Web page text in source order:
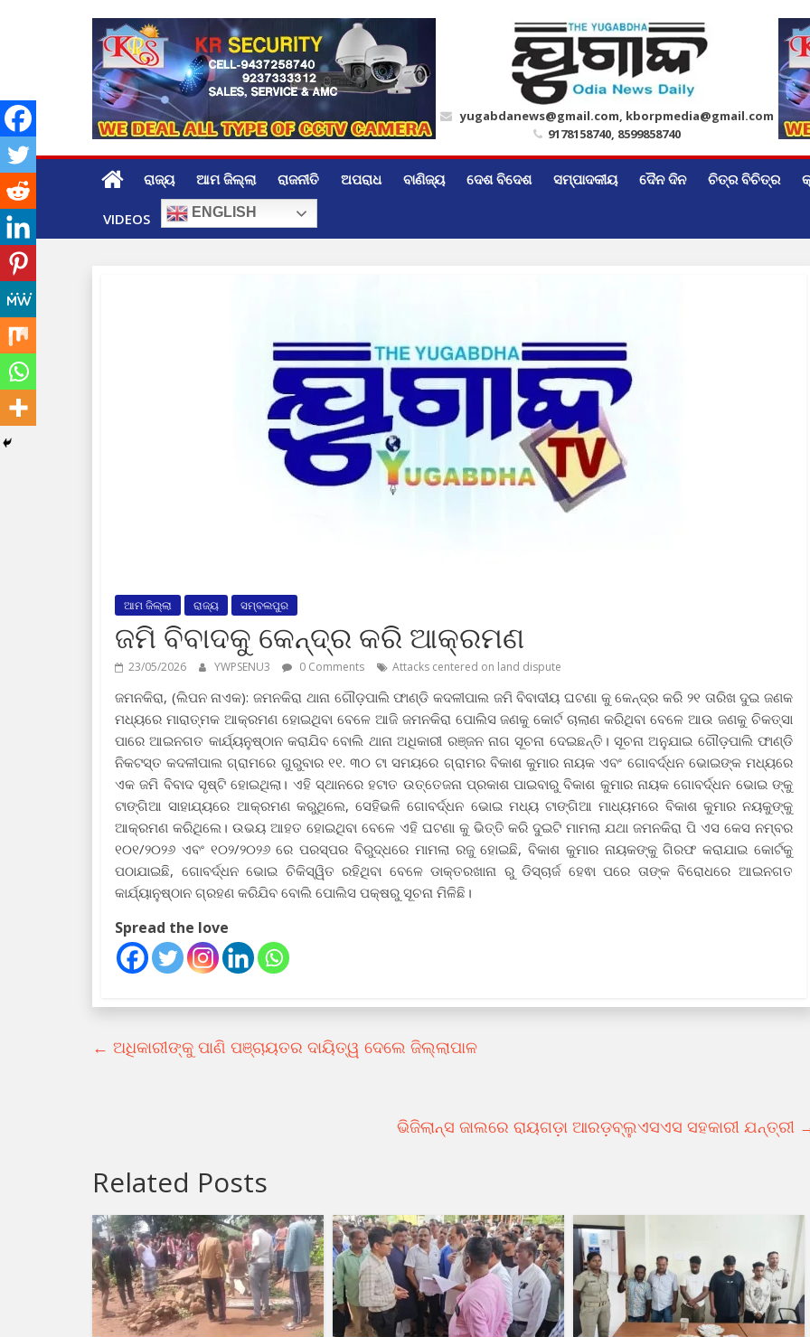
yugabdanews@gmail.com, kborpmedia@gmail.com
9178158740, 8599858740
ରାଜ୍ୟ ଆମ ଜିଲ୍ଲା ରାଜନୀତି ଅପରାଧ ବାଣିଜ୍ୟ ଦେଶ ବିଦେଶ ସମ୍ପାଦକୀୟ ଦୈନ ଦିନ ଚିତ୍ର ବିଚିତ୍ର
VIDEOS ENGLISH
ଆମ ଜିଲ୍ଲା ରାଜ୍ୟ ସମ୍ବଲପୁର
ଜମି ବିବାଦକୁ କେନ୍ଦ୍ର କରି ଆକ୍ରମଣ
23/05/2026 YWPSENU3 0 Comments Attacks centered on land dispute
ଜମନକିରା, (ଲିପନ ନାଏକ): ଜମନକିରା ଥାନା ଗୌଡ଼ପାଲି ଫାଣ୍ଡି କଦଳୀପାଲ ଜମି ବିବାଦୀୟ ଘଟଣା କୁ କେନ୍ଦ୍ର କରି ୨୧ ତାରିଖ ଦୁଇ ଜଣକ
ମଧ୍ୟରେ ମାରାତ୍ମକ ଆକ୍ରମଣ ହୋଇଥିବା ବେଳେ ଆଜି ଜମନକିରା ପୋଲିସ ଜଣକୁ କୋର୍ଟ ଚାଲାଣ କରିଥିବା ବେଳେ ଆଉ ଜଣକୁ ଚିକତ୍ସା
ପାରେ ଆଇନଗତ କାର୍ଯ୍ୟନୁଷ୍ଠାନ କରାଯିବ ବୋଲି ଥାନା ଅଧିକାରୀ ରଞ୍ଜନ ନାଗ ସୂଚନା ଦେଇଛନ୍ତି। ସୂଚନା ଅନୁଯାଇ ଗୌଡ଼ପାଲି ଫାଣ୍ଡି
ନିକଟସ୍ତ କଦଳୀପାଲ ଗ୍ରାମରେ ଗୁରୁବାର ୧୧. ୩୦ ଟା ସମୟରେ ଗ୍ରାମର ବିକାଶ କୁମାର ନାୟକ ଏବଂ ଗୋବର୍ଦ୍ଧନ ଭୋଇଙ୍କ ମଧ୍ୟରେ
ଏକ ଜମି ବିବାଦ ସୃଷ୍ଟି ହୋଇଥିଲା। ଏହି ସ୍ଥାନରେ ହଟାତ ଉତ୍ତେଜନା ପ୍ରକାଶ ପାଇବାରୁ ବିକାଶ କୁମାର ନାୟକ ଗୋବର୍ଦ୍ଧନ ଭୋଇ ଙ୍କୁ
ଟାଙ୍ଗିଆ ସାହାଯ୍ୟରେ ଆକ୍ରମଣ କରୁଥିଲେ, ସେହିଭଳି ଗୋବର୍ଦ୍ଧନ ଭୋଇ ମଧ୍ୟ ଟାଙ୍ଗିଆ ମାଧ୍ୟମରେ ବିକାଶ କୁମାର ନୟକୁଙ୍କୁ
ଆକ୍ରମଣ କରିଥିଲେ। ଉଭୟ ଆହତ ହୋଇଥିବା ବେଳେ ଏହି ଘଟଣା କୁ ଭିତ୍ତି କରି ଦୁଇଟି ମାମଲା ଯଥା ଜମନକିରା ପି ଏସ କେସ ନମ୍ବର
୧୦୧/୨୦୨୬ ଏବଂ ୧୦୨/୨୦୨୬ ରେ ପରସ୍ପର ବିରୁଦ୍ଧରେ ମାମଲା ରଜୁ ହୋଇଛି, ବିକାଶ କୁମାର ନାୟକଙ୍କୁ ଗିରଫ କରାଯାଇ କୋର୍ଟକୁ
ପଠାଯାଇଛି, ଗୋବର୍ଦ୍ଧନ ଭୋଇ ଚିକିସ୍ୱିତ ରହିଥିବା ବେଳେ ଡାକ୍ତରଖାନା ରୁ ଡିସ୍ଚାର୍ଜ ହେଵା ପରେ ତାଙ୍କ ବିରୋଧରେ ଆଇନଗତ
କାର୍ଯ୍ୟାନୁଷ୍ଠାନ ଗ୍ରହଣ କରିଯିବ ବୋଲି ପୋଲିସ ପକ୍ଷରୁ ସୂଚନା ମିଳିଛି।
Spread the love
← ଅଧିକାରୀଙ୍କୁ ପାଣି ପଞ୍ଚାୟତର ଦାୟିତ୍ୱ ଦେଲେ ଜିଲ୍ଲାପାଳ
ଭିଜିଲାନ୍ସ ଜାଲରେ ରାୟଗଡ଼ା ଆରଡ଼ବ୍ଲୁଏସଏସ ସହକାରୀ ଯନ୍ତ୍ରୀ
Related Posts